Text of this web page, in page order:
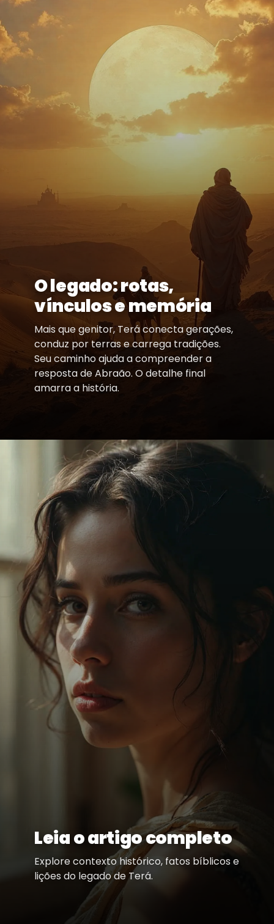
O legado: rotas,
vínculos e memória
Mais que genitor, Terá conecta gerações,
conduz por terras e carrega tradições.
Seu caminho ajuda a compreender a
resposta de Abraão. O detalhe final
amarra a história.
Leia o artigo completo
Explore contexto histórico, fatos bíblicos e
lições do legado de Terá.